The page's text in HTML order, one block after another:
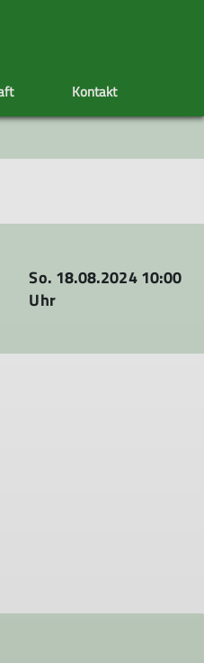
Satzung
Kontakt
So. 18.08.2024 10:00
Uhr